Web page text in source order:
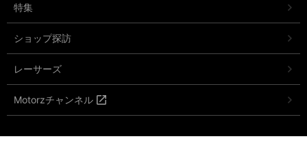
特集
ショップ探訪
レーサーズ
Motorzチャンネル